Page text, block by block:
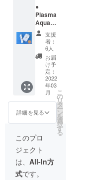
●
Plasma
Aqua(1
000ml)
×10個 ●
専用ス
プレー
ボトル
(空き容
350ml)
×5本 ●
お礼
メール
● 協賛
企業と
して、
HPや
SNSに
一定期
間の企
業名掲
支援
者：
6人
お届
け予
定：
2022
年03
月
詳細を見る
こ
の
リ
タ
ー
ン
を
選
択
す
る
このプロ
ジェクト
は、 All-In方
式です。